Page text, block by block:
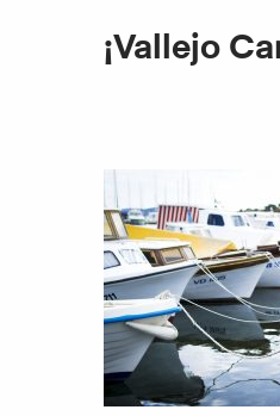
¡Vallejo